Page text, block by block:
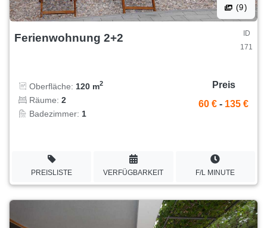
(9)
Ferienwohnung 2+2
ID
171
Oberfläche: 120 m2
Räume: 2
Badezimmer: 1
Preis
60 € - 135 €
PREISLISTE VERFÜGBARKEIT F/L MINUTE